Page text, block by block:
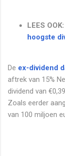
LEES OOK:
hoogste
De ex-dividend
aftrek van 15%
dividend van
Zoals eerder
van 100 miljoen